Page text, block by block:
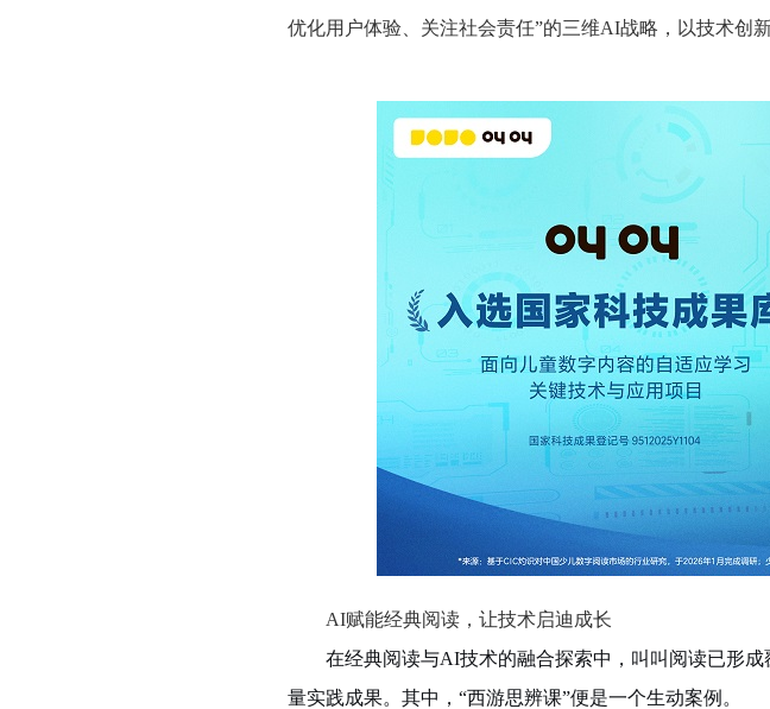
优化用户体验、关注社会责任”的三维AI战略，以技术创
AI赋能经典阅读，让技术启迪成长
在经典阅读与AI技术的融合探索中，叫叫阅读已形
量实践成果。其中，“西游思辨课”便是一个生动案例。